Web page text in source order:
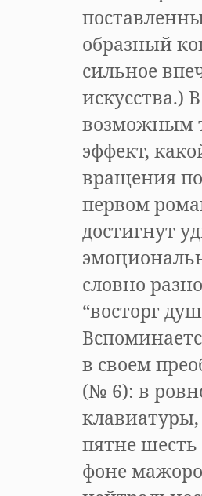
образный
сильное
искусства.)
возможным
эффект,
вращения
первом
достигнут
словно
“восторг
в своем
(№ 6): в
пятне шесть
фоне